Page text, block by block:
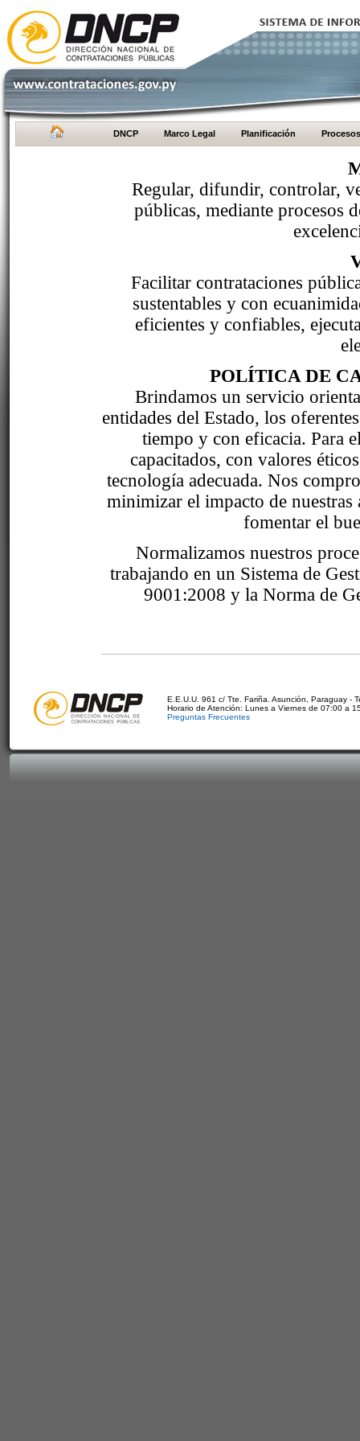
DNCP Marco Legal Planificación Procesos
Regular, difundir, controlar,
públicas, mediante procesos
Facilitar contrataciones
sustentables y con
eficientes y confiables,
POLÍTICA DE
Brindamos un servicio
entidades del Estado, los
tiempo y con eficacia. Para
capacitados, con valores
tecnología adecuada. Nos
minimizar el impacto de
fomentar el
Normalizamos nuestros
trabajando en un Sistema de
9001:2008 y la Norma de
E.E.U.U. 961 c/ Tte. Fariña. Asunción, Paraguay -
Horario de Atención: Lunes a Viernes de 07:00 a
Preguntas Frecuentes